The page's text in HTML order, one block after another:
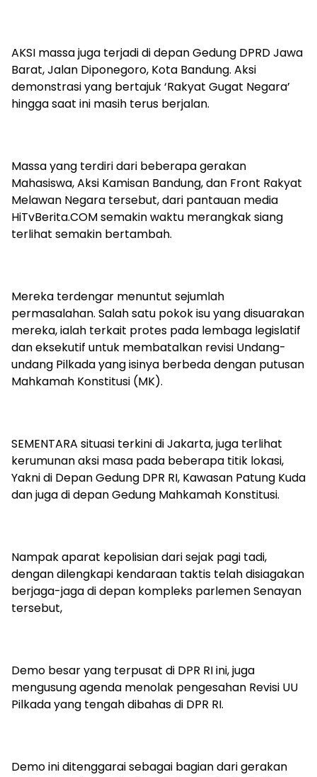
AKSI massa juga terjadi di depan Gedung DPRD Jawa
Barat, Jalan Diponegoro, Kota Bandung. Aksi
demonstrasi yang bertajuk ‘Rakyat Gugat Negara’
hingga saat ini masih terus berjalan.
Massa yang terdiri dari beberapa gerakan
Mahasiswa, Aksi Kamisan Bandung, dan Front Rakyat
Melawan Negara tersebut, dari pantauan media
HiTvBerita.COM semakin waktu merangkak siang
terlihat semakin bertambah.
Mereka terdengar menuntut sejumlah
permasalahan. Salah satu pokok isu yang disuarakan
mereka, ialah terkait protes pada lembaga legislatif
dan eksekutif untuk membatalkan revisi Undang-
undang Pilkada yang isinya berbeda dengan putusan
Mahkamah Konstitusi (MK).
SEMENTARA situasi terkini di Jakarta, juga terlihat
kerumunan aksi masa pada beberapa titik lokasi,
Yakni di Depan Gedung DPR RI, Kawasan Patung Kuda
dan juga di depan Gedung Mahkamah Konstitusi.
Nampak aparat kepolisian dari sejak pagi tadi,
dengan dilengkapi kendaraan taktis telah disiagakan
berjaga-jaga di depan kompleks parlemen Senayan
tersebut,
Demo besar yang terpusat di DPR RI ini, juga
mengusung agenda menolak pengesahan Revisi UU
Pilkada yang tengah dibahas di DPR RI.
Demo ini ditenggarai sebagai bagian dari gerakan